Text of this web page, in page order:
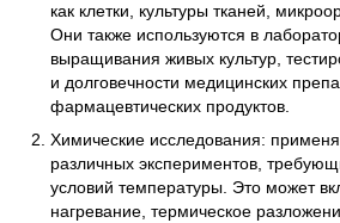
как клетки, культуры тканей,
Они также используются в
выращивания живых культур,
и долговечности медицинских
фармацевтических продуктов.
Химические исследования:
различных экспериментов,
условий температуры. Это может
нагревание, термическое